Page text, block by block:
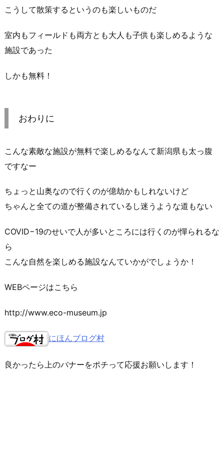
こうして散策するというのも楽しいものだ
室内もフィールドも両方とも大人も子供も楽しめるような
施設であった
しかも無料！
おわりに
こんな素敵な施設が無料で楽しめるなんて新潟県も太っ腹
ですなー
ちょっと山奥なので行くのが億劫かもしれないけど
ちゃんと全ての道が整備されているし迷うような道もない
COVID−19のせいで人が多いところには行くのが憚られるな
ら
こんな自然を楽しめる施設なんていかがでしょうか！
WEBページはこちら
http://www.eco-museum.jp
にほんブログ村
良かったら上のバナーをポチって応援お願いします！